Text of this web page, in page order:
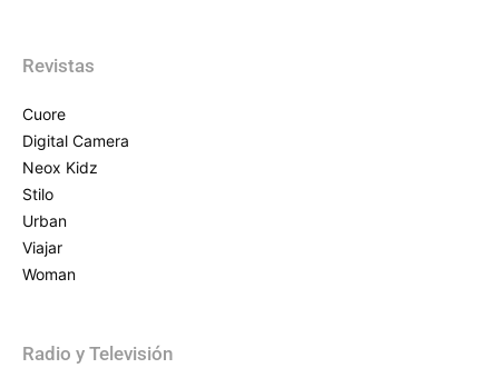
Revistas
Cuore
Digital Camera
Neox Kidz
Stilo
Urban
Viajar
Woman
Radio y Televisión